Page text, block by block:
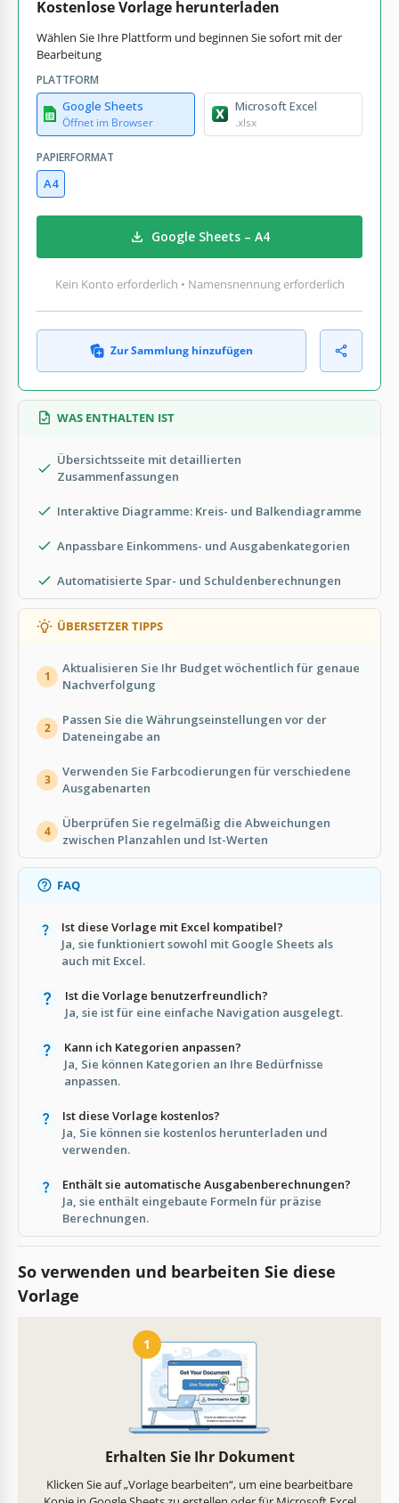
Kostenlose Vorlage herunterladen
Wählen Sie Ihre Plattform und beginnen Sie sofort mit der
Bearbeitung
PLATTFORM
Google Sheets
Öffnet im Browser
Microsoft Excel
.xlsx
PAPIERFORMAT
A4
Google Sheets – A4
Kein Konto erforderlich • Namensnennung erforderlich
Zur Sammlung hinzufügen
WAS ENTHALTEN IST
Übersichtsseite mit detaillierten
Zusammenfassungen
Interaktive Diagramme: Kreis- und Balkendiagramme
Anpassbare Einkommens- und Ausgabenkategorien
Automatisierte Spar- und Schuldenberechnungen
ÜBERSETZER TIPPS
1
Aktualisieren Sie Ihr Budget wöchentlich für genaue
Nachverfolgung
2
Passen Sie die Währungseinstellungen vor der
Dateneingabe an
3
Verwenden Sie Farbcodierungen für verschiedene
Ausgabenarten
4
Überprüfen Sie regelmäßig die Abweichungen
zwischen Planzahlen und Ist-Werten
FAQ
Ist diese Vorlage mit Excel kompatibel?
Ja, sie funktioniert sowohl mit Google Sheets als
auch mit Excel.
Ist die Vorlage benutzerfreundlich?
Ja, sie ist für eine einfache Navigation ausgelegt.
Kann ich Kategorien anpassen?
Ja, Sie können Kategorien an Ihre Bedürfnisse
anpassen.
Ist diese Vorlage kostenlos?
Ja, Sie können sie kostenlos herunterladen und
verwenden.
Enthält sie automatische Ausgabenberechnungen?
Ja, sie enthält eingebaute Formeln für präzise
Berechnungen.
So verwenden und bearbeiten Sie diese
Vorlage
1
Erhalten Sie Ihr Dokument
Klicken Sie auf „Vorlage bearbeiten“, um eine bearbeitbare